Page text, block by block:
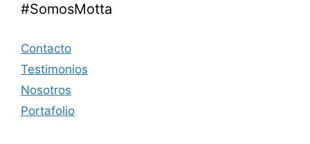
#SomosMotta
Contacto
Testimonios
Nosotros
Portafolio